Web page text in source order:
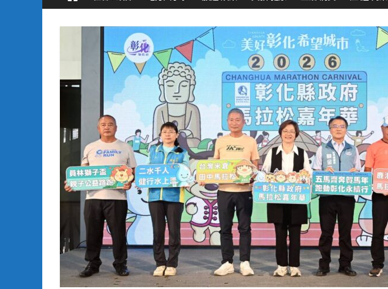
凝聚地方共識